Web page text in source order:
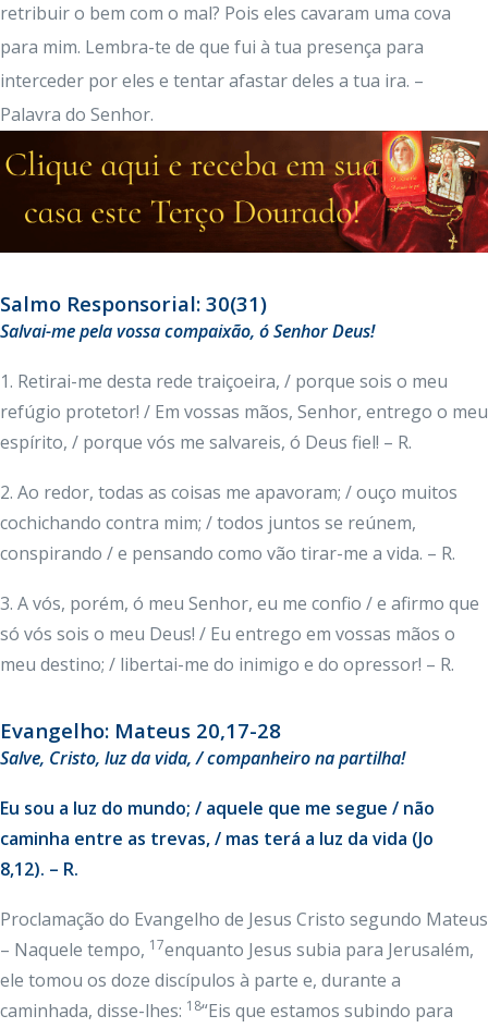
retribuir o bem com o mal? Pois eles cavaram uma cova
para mim. Lembra-te de que fui à tua presença para
interceder por eles e tentar afastar deles a tua ira. –
Palavra do Senhor.
Salmo Responsorial: 30(31)
Salvai-me pela vossa compaixão, ó Senhor Deus!
1. Retirai-me desta rede traiçoeira, / porque sois o meu
refúgio protetor! / Em vossas mãos, Senhor, entrego o meu
espírito, / porque vós me salvareis, ó Deus fiel! – R.
2. Ao redor, todas as coisas me apavoram; / ouço muitos
cochichando contra mim; / todos juntos se reúnem,
conspirando / e pensando como vão tirar-me a vida. – R.
3. A vós, porém, ó meu Senhor, eu me confio / e afirmo que
só vós sois o meu Deus! / Eu entrego em vossas mãos o
meu destino; / libertai-me do inimigo e do opressor! – R.
Evangelho: Mateus 20,17-28
Salve, Cristo, luz da vida, / companheiro na partilha!
Eu sou a luz do mundo; / aquele que me segue / não
caminha entre as trevas, / mas terá a luz da vida (Jo
8,12). – R.
Proclamação do Evangelho de Jesus Cristo segundo Mateus
– Naquele tempo, 17enquanto Jesus subia para Jerusalém,
ele tomou os doze discípulos à parte e, durante a
caminhada, disse-lhes: 18“Eis que estamos subindo para